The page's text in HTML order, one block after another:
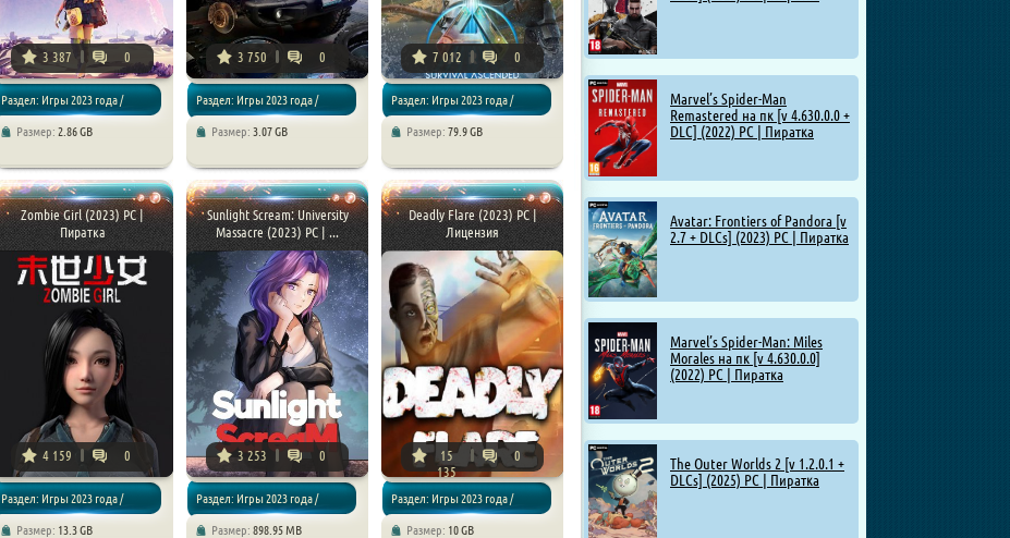
Marvel’s Spider-Man
Remastered на пк [v 4.630.0.0 +
DLC] (2022) PC | Пиратка
Avatar: Frontiers of Pandora [v
2.7 + DLCs] (2023) PC | Пиратка
Marvel’s Spider-Man: Miles
Morales на пк [v 4.630.0.0]
(2022) PC | Пиратка
The Outer Worlds 2 [v 1.2.0.1 +
DLCs] (2025) PC | Пиратка
3 387 0
Раздел: Игры 2023 года /
Размер: 2.86 GB
3 750 0
Раздел: Игры 2023 года /
Размер: 3.07 GB
7 012 0
Раздел: Игры 2023 года /
Размер: 79.9 GB
Zombie Girl (2023) PC |
Пиратка
4 159 0
Раздел: Игры 2023 года /
Размер: 13.3 GB
Sunlight Scream: University
Massacre (2023) PC | ...
3 253 0
Раздел: Игры 2023 года /
Размер: 898.95 MB
Deadly Flare (2023) PC |
Лицензия
15
135
0
Раздел: Игры 2023 года /
Размер: 10 GB